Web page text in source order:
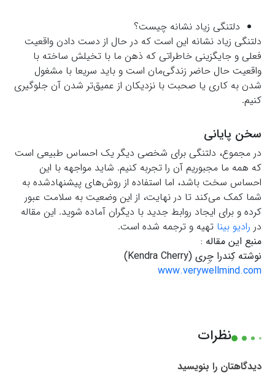
دلتنگی زیاد نشانه چیست؟
دلتنگی زیاد نشانه این است که در حال از دست دادن واقعیت
فعلی و جایگزینی خاطراتی که ذهن ما با تخیلش ساخته با
واقعیت حال حاضر زندگی‌مان است و باید سریعا با مشغول
شدن به کاری یا صحبت با نزدیکان از عمیق‌تر شدن آن جلوگیری
کنیم.
سخن پایانی
در مجموع، دلتنگی برای شخصی دیگر یک احساس طبیعی است
که همه ما مجبوریم آن را تجربه کنیم. شاید مواجهه با این
احساس سخت باشد، اما استفاده از روش‌های پیشنهادشده به
شما کمک می‌کند تا در نهایت، از این وضعیت به سلامت عبور
کرده و برای ایجاد روابط جدید با دیگران آماده شوید. این مقاله
در رادیو بینا تهیه و ترجمه شده است.
منبع این مقاله :
نوشته کِندرا چِری (Kendra Cherry)
www.verywellmind.com
نظرات
دیدگاهتان را بنویسید